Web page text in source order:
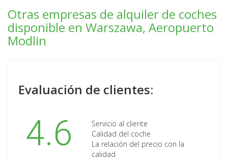
Otras empresas de alquiler de coches
disponible en Warszawa, Aeropuerto
Modlin
Evaluación de clientes:
4.6
Servicio al cliente
Calidad del coche
La relación del precio con la
calidad